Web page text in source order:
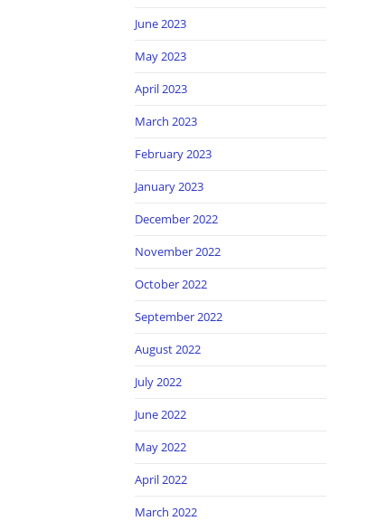
June 2023
May 2023
April 2023
March 2023
February 2023
January 2023
December 2022
November 2022
October 2022
September 2022
August 2022
July 2022
June 2022
May 2022
April 2022
March 2022